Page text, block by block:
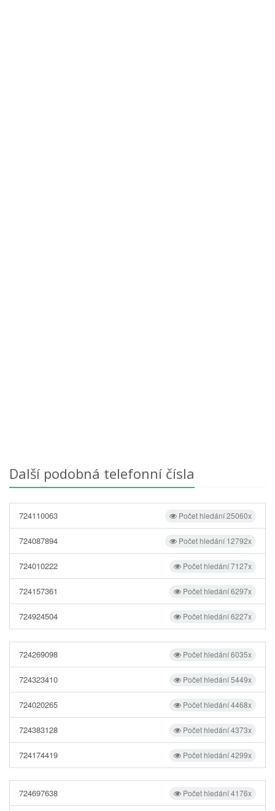
Další podobná telefonní čísla
Počet hledání 25060x
724110063
Počet hledání 12792x
724087894
Počet hledání 7127x
724010222
Počet hledání 6297x
724157361
Počet hledání 6227x
724924504
Počet hledání 6035x
724269098
Počet hledání 5449x
724323410
Počet hledání 4468x
724020265
Počet hledání 4373x
724383128
Počet hledání 4299x
724174419
Počet hledání 4176x
724697638